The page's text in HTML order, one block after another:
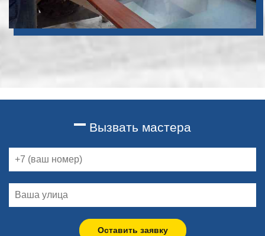
Вызвать мастера
Оставить заявку